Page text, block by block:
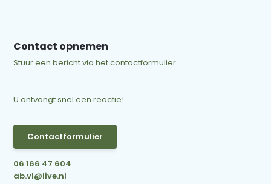
Contact opnemen
Stuur een bericht via het contactformulier.
U ontvangt snel een reactie!
Contactformulier
06 166 47 604
ab.vl@live.nl